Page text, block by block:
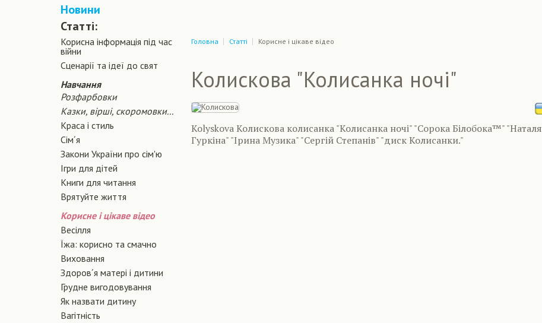
Новини
Статті:
Корисна інформація під час
війни
Сценарiї та iдеї до свят
Навчання
Розфарбовки
Казки, вірші, скоромовки...
Краса і стиль
Сiм´я
Закони України про сiм'ю
Ігри для дітей
Книги для читання
Врятуйте життя
Корисне і цікаве відео
Весілля
Їжа: корисно та смачно
Виховання
Здоров´я матері і дитини
Грудне вигодовування
Як назвати дитину
Вагiтнiсть
Головна Статті Корисне і цікаве відео
Колискова "Колисанка ночі"
Kolyskova Колискова колисанка "Колисанка ночі" "Сорока Білобока™" "Наталя
Гуркіна" "Ірина Музика" "Сергій Степанів" "диск Колисанки."